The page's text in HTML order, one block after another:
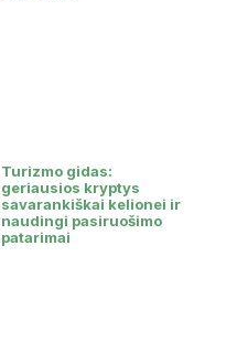
Turizmo gidas:
geriausios kryptys
savarankiškai kelionei ir
naudingi pasiruošimo
patarimai